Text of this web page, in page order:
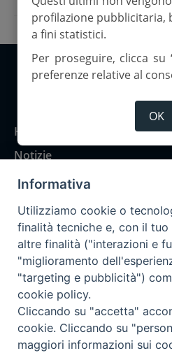
Home
Notizie
Rubriche
Chi siamo
Come abbonarsi
Contatti
profilazione pubblicitaria,
a fini statistici.
Per proseguire, clicca su
preferenze relative al
OK
Informativa
Utilizziamo cookie o
finalità tecniche e, con il tuo
altre finalità ("interazioni e
"miglioramento
"targeting e pubblicità")
cookie policy.
Cliccando su "accetta"
cookie. Cliccando su
maggiori informazioni sui